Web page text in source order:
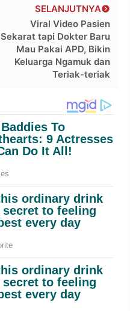
SELANJUTNYA
Viral Video Pasien
Sekarat tapi Dokter Baru
Mau Pakai APD, Bikin
Keluarga Ngamuk dan
Teriak-teriak